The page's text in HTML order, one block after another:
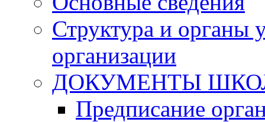
Структура и органы
организации
ДОКУМЕНТЫ
Предписание